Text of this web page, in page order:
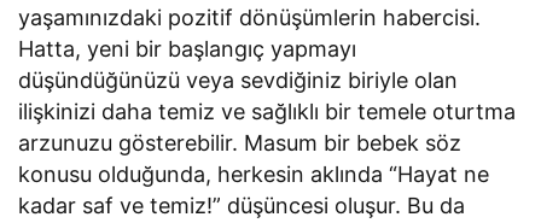
yaşamınızdaki pozitif dönüşümlerin habercisi.
Hatta, yeni bir başlangıç yapmayı
düşündüğünüzü veya sevdiğiniz biriyle olan
ilişkinizi daha temiz ve sağlıklı bir temele oturtma
arzunuzu gösterebilir. Masum bir bebek söz
konusu olduğunda, herkesin aklında “Hayat ne
kadar saf ve temiz!” düşüncesi oluşur. Bu da